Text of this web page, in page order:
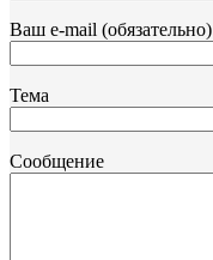
Ваш e-mail (обязательно)
Тема
Сообщение